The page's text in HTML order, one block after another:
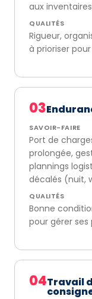
aux
QUALITÉS
Rigueur,
à prioriser
03
SAVOIR-FAIRE
Port de
prolongée,
plannings
décalés (nuit,
QUALITÉS
Bonne
pour gérer
04Travail